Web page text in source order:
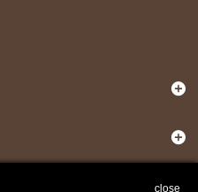
close